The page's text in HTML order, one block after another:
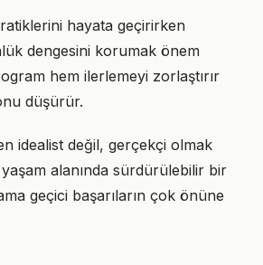
hayata geçirirken
dengesini korumak önem
hem ilerlemeyi zorlaştırır
düşürür.
idealist değil, gerçekçi olmak
alanında sürdürülebilir bir
geçici başarıların çok önüne